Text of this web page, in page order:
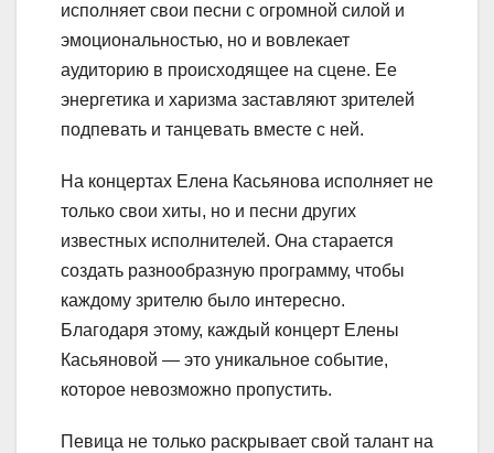
исполняет свои песни с огромной силой и
эмоциональностью, но и вовлекает
аудиторию в происходящее на сцене. Ее
энергетика и харизма заставляют зрителей
подпевать и танцевать вместе с ней.
На концертах Елена Касьянова исполняет не
только свои хиты, но и песни других
известных исполнителей. Она старается
создать разнообразную программу, чтобы
каждому зрителю было интересно.
Благодаря этому, каждый концерт Елены
Касьяновой — это уникальное событие,
которое невозможно пропустить.
Певица не только раскрывает свой талант на